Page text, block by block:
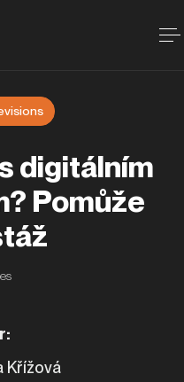
digitálním
Pomůže
:
Křížová